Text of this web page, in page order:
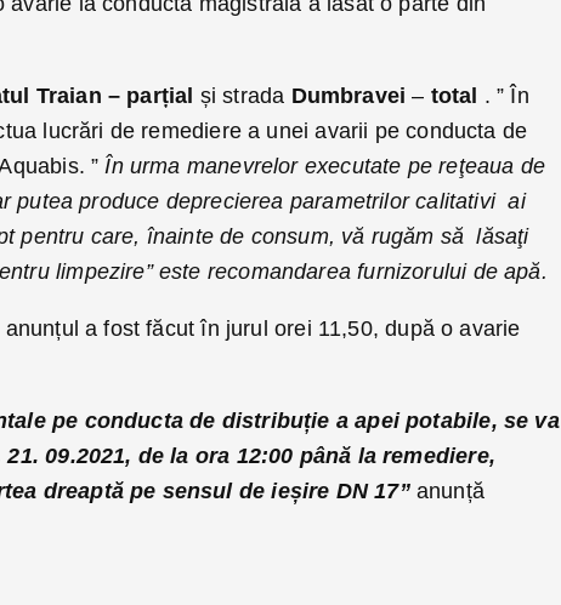
Traian – parțial și strada Dumbravei – total . ” În
lucrări de remediere a unei avarii pe conducta de
”În urma manevrelor executate pe reţeaua de
putea produce deprecierea parametrilor calitativi ai
pentru care, înainte de consum, vă rugăm să lăsaţi
limpezire” este recomandarea furnizorului de apă.
anunțul a fost făcut în jurul orei 11,50, după o avarie
pe conducta de distribuție a apei potabile, se va
09.2021, de la ora 12:00 până la remediere,
dreaptă pe sensul de ieșire DN 17” anunță